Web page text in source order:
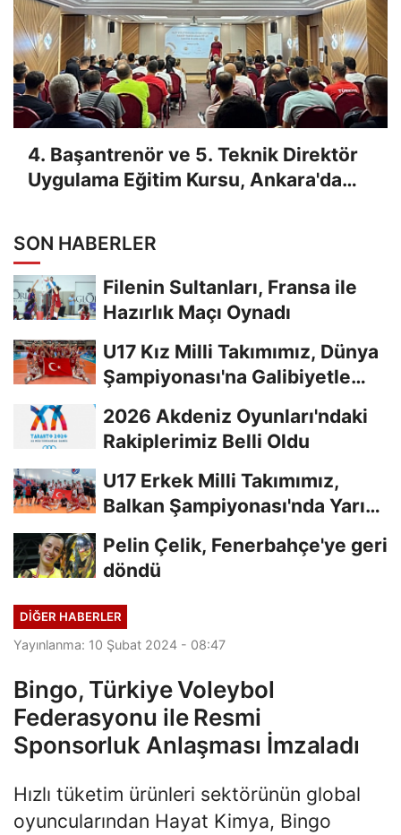
4. Başantrenör ve 5. Teknik Direktör
Uygulama Eğitim Kursu, Ankara'da
SON HABERLER
Filenin Sultanları, Fransa ile
Hazırlık Maçı Oynadı
U17 Kız Milli Takımımız, Dünya
Şampiyonası'na Galibiyetle
2026 Akdeniz Oyunları'ndaki
Rakiplerimiz Belli Oldu
U17 Erkek Milli Takımımız,
Balkan Şampiyonası'nda Yarı
Pelin Çelik, Fenerbahçe'ye geri
döndü
DIĞER HABERLER
Yayınlanma: 10 Şubat 2024 - 08:47
Bingo, Türkiye Voleybol
Federasyonu ile Resmi
Sponsorluk Anlaşması İmzaladı
Hızlı tüketim ürünleri sektörünün global
oyuncularından Hayat Kimya, Bingo